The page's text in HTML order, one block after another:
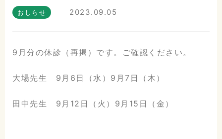
おしらせ 2023.09.05
9月分の休診（再掲）です。ご確認ください。
大場先生 9月6日（水）9月7日（木）
田中先生 9月12日（火）9月15日（金）